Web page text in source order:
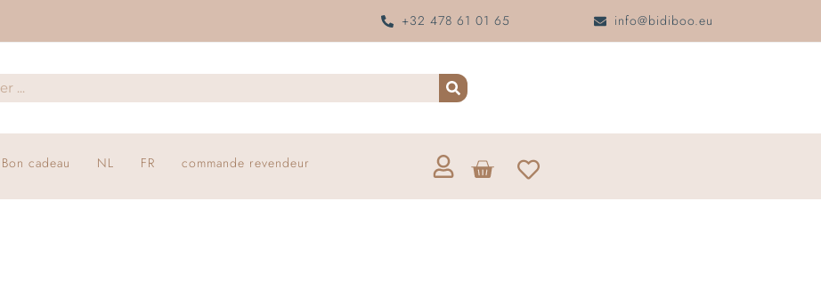
+32 478 61 01 65 info@bidiboo.eu
Bon cadeau NL FR commande revendeur